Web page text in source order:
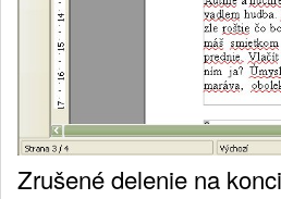
Zrušené delenie na